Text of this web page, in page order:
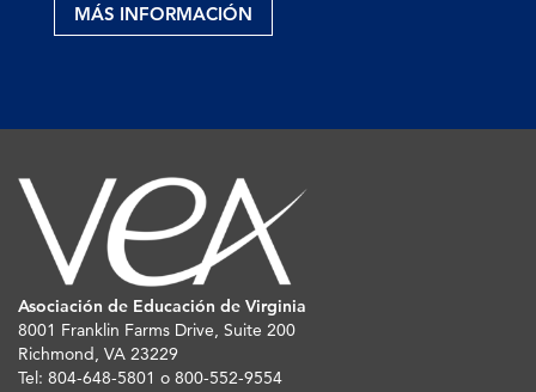
MÁS INFORMACIÓN
Asociación de Educación de Virginia
8001 Franklin Farms Drive, Suite 200
Richmond, VA 23229
Tel: 804-648-5801 o 800-552-9554